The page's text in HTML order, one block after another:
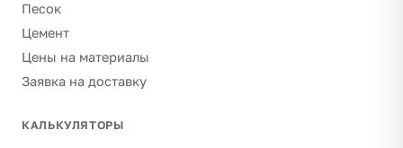
Песок
Цемент
Цены на материалы
Заявка на доставку
КАЛЬКУЛЯТОРЫ